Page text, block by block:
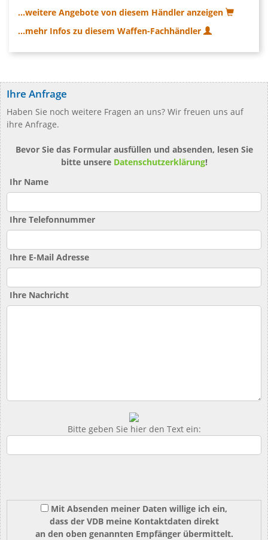
...weitere Angebote von diesem Händler anzeigen
...mehr Infos zu diesem Waffen-Fachhändler
Ihre Anfrage
Haben Sie noch weitere Fragen an uns? Wir freuen uns auf
ihre Anfrage.
Bevor Sie das Formular ausfüllen und absenden, lesen Sie
bitte unsere Datenschutzerklärung!
Ihr Name
Ihre Telefonnummer
Ihre E-Mail Adresse
Ihre Nachricht
Bitte geben Sie hier den Text ein:
Mit Absenden meiner Daten willige ich ein,
dass der VDB meine Kontaktdaten direkt
an den oben genannten Empfänger übermittelt.